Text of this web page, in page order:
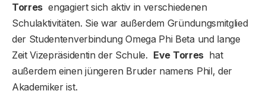
Torres engagiert sich aktiv in verschiedenen
Schulaktivitäten. Sie war außerdem Gründungsmitglied
der Studentenverbindung Omega Phi Beta und lange
Zeit Vizepräsidentin der Schule. Eve Torreshat
außerdem einen jüngeren Bruder namens Phil, der
Akademiker ist.